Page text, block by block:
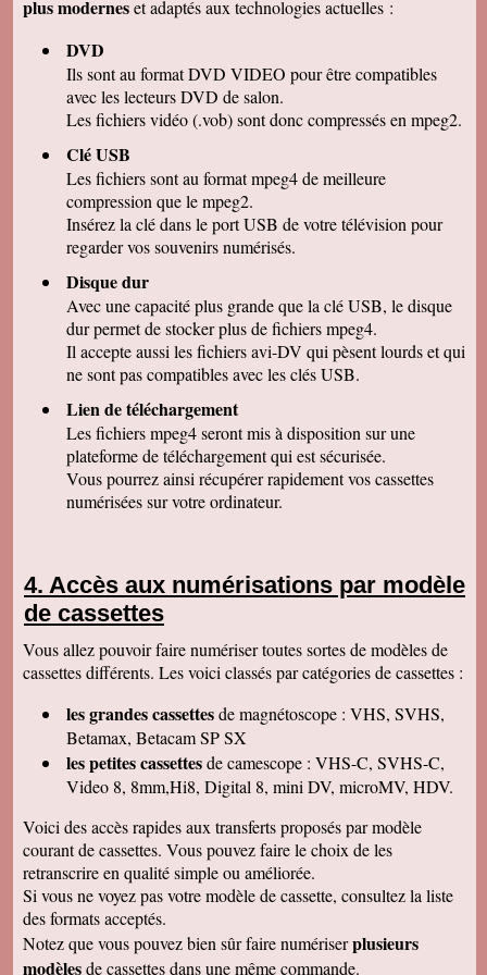
Marcel G
numerisées. c'est vraiment un beau résultat.
René DR
Nous avons testé : tout semble bon et la
récupération sur Final Cut Pro X fonctionne.
Margot P
Studio très compétent, efficace, sympathique et
arrangeant à prix bon marché, je recommande
vivement !
Christian R
NOUS VENONS DE VISIONNER NOS FILMS
ET TENONS A VOUS REMERCIER POUR
VOTRE :
-ACCUEIL
-QUALITE DE TRAVAIL
-PROFESSIONNALISME
François M
C'est avec grand plaisir que j'ai revécu mon
passage professionnel à Séville, grace à votre
duplication VHS/USB recue ce matin.
Permettez moi de vous féliciter pour la qualité
de votre travail. Je ne manquerai pas de parler
de vous. Bonne soirée.
par votre société, j'ai décidé de vous confier les
miennes. Après avoir reçu ma commande, j'ai
été de nouveau bluffée par la qualité des
parlerai de vous si l'occasion se présente.
Cordialement.
Merci beaucoup et félicitations pour le suivi de
vos clients. Je ne manquerai pas de vous
contacter pour vous donner des nouvelles.
Cordialement
Chantal S
beau souvenir de mes parents merci beaucoup
tres cordialement
Jean V
Toutes mes felicitations. Tout est parfait :
accueil, suivi, traitement et résultat de mes
transferts de cassettes vhs. Merci merci ! A très
bientôt parce que j'ai des diapos a numeriser
mais il faut que je fasse un tri avant. Bonnes
plus moderneset adaptés aux technologies actuelles :
DVD
Ils sont au format DVD VIDEO pour être compatibles
avec les lecteurs DVD de salon.
Les fichiers vidéo (.vob) sont donc compressés en mpeg2.
Clé USB
Les fichiers sont au format mpeg4 de meilleure
compression que le mpeg2.
Insérez la clé dans le port USB de votre télévision pour
regarder vos souvenirs numérisés.
Disque dur
Avec une capacité plus grande que la clé USB, le disque
dur permet de stocker plus de fichiers mpeg4.
Il accepte aussi les fichiers avi-DV qui pèsent lourds et qui
ne sont pas compatibles avec les clés USB.
Lien de téléchargement
Les fichiers mpeg4 seront mis à disposition sur une
plateforme de téléchargement qui est sécurisée.
Vous pourrez ainsi récupérer rapidement vos cassettes
numérisées sur votre ordinateur.
Accès aux numérisations par modèle
de cassettes
Vous allez pouvoir faire numériser toutes sortes de modèles de
cassettes différents. Les voici classés par catégories de cassettes :
les grandes cassettesde magnétoscope : VHS, SVHS,
Betamax, Betacam SP SX
les petites cassettesde camescope : VHS-C, SVHS-C,
Video 8, 8mm,Hi8, Digital 8, mini DV, microMV, HDV.
Voici des accès rapides aux transferts proposés par modèle
courant de cassettes. Vous pouvez faire le choix de les
retranscrire en qualité simple ou améliorée.
Si vous ne voyez pas votre modèle de cassette, consultez la liste
des formats acceptés.
Notez que vous pouvez bien sûr faire numériserplusieurs
modèlesde cassettes dans une même commande.